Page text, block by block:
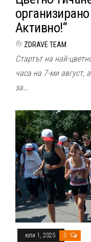
Активно!“
By ZDRAVE TEAM
Стартът на най-
часа на 7-ми август,
за…
юли 1, 2025 0